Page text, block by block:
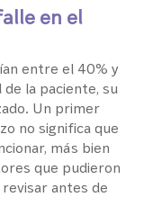
en el
entre el 40% y
la paciente, su
Un primer
no significa que
más bien
que pudieron
antes de